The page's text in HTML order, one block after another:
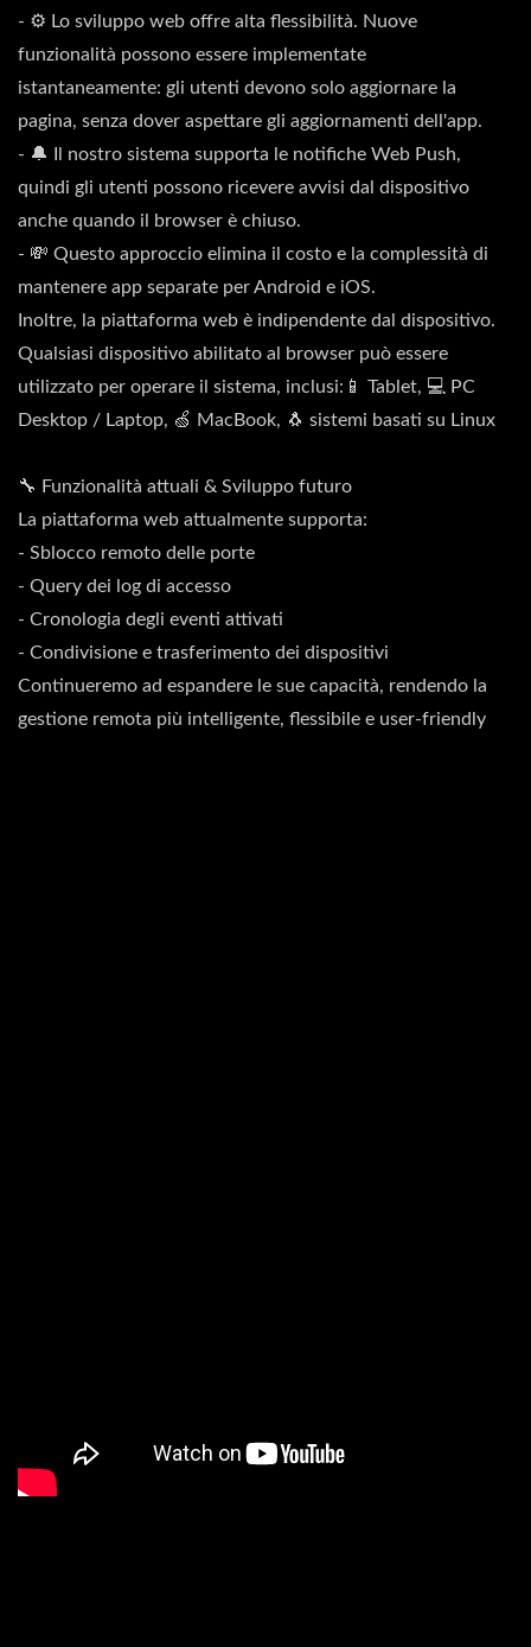
- ⚙️ Lo sviluppo web offre alta flessibilità. Nuove
funzionalità possono essere implementate
istantaneamente: gli utenti devono solo aggiornare la
pagina, senza dover aspettare gli aggiornamenti dell'app.
- 🔔 Il nostro sistema supporta le notifiche Web Push,
quindi gli utenti possono ricevere avvisi dal dispositivo
anche quando il browser è chiuso.
- 💸 Questo approccio elimina il costo e la complessità di
mantenere app separate per Android e iOS.
Inoltre, la piattaforma web è indipendente dal dispositivo.
Qualsiasi dispositivo abilitato al browser può essere
utilizzato per operare il sistema, inclusi:📱 Tablet, 💻 PC
Desktop / Laptop, 🍏 MacBook, 🐧 sistemi basati su Linux
🔧 Funzionalità attuali & Sviluppo futuro
La piattaforma web attualmente supporta:
- Sblocco remoto delle porte
- Query dei log di accesso
- Cronologia degli eventi attivati
- Condivisione e trasferimento dei dispositivi
Continueremo ad espandere le sue capacità, rendendo la
gestione remota più intelligente, flessibile e user-friendly